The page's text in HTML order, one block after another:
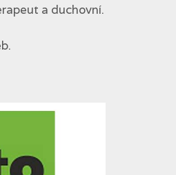
a duchovní.